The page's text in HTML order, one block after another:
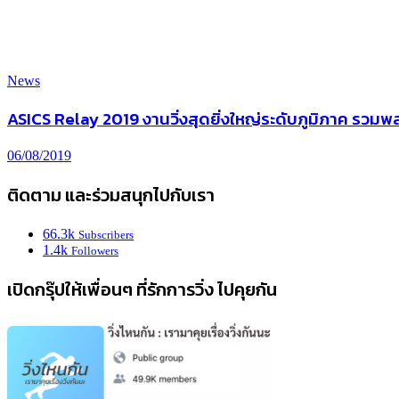
News
ASICS Relay 2019 งานวิ่งสุดยิ่งใหญ่ระดับภูมิภาค รวมพ
06/08/2019
ติดตาม และร่วมสนุกไปกับเรา
66.3k Subscribers
1.4k Followers
เปิดกรุ๊ปให้เพื่อนๆ ที่รักการวิ่ง ไปคุยกัน